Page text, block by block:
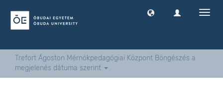
Trefort Ágoston Mérnökpedagógiai Központ Böngészés a
megjelenés dátuma szerint